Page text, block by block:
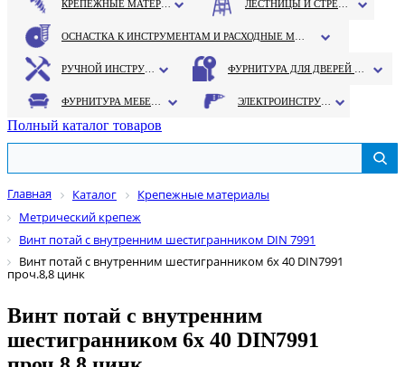
Полный каталог товаров
Главная Каталог
Крепежные материалы
Метрический крепеж
Винт потай с внутренним шестигранником DIN 7991
Винт потай с внутренним шестигранником 6х 40 DIN7991
проч.8,8 цинк
Винт потай с внутренним
шестигранником 6х 40 DIN7991